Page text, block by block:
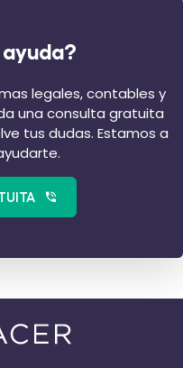
legales, contables y
una consulta gratuita
tus dudas. Estamos a